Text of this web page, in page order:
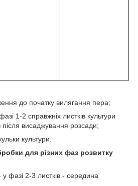
до початку вилягання пера;
1-2 справжніх листків культури
висаджування розсади;
культури.
для різних фаз розвитку
у фазі 2-3 листків - середина